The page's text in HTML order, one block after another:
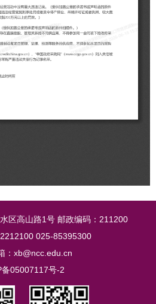
区高山路1号 邮政编码：211200
025-85395300
：xb@ncc.edu.cn
备05007117号-2